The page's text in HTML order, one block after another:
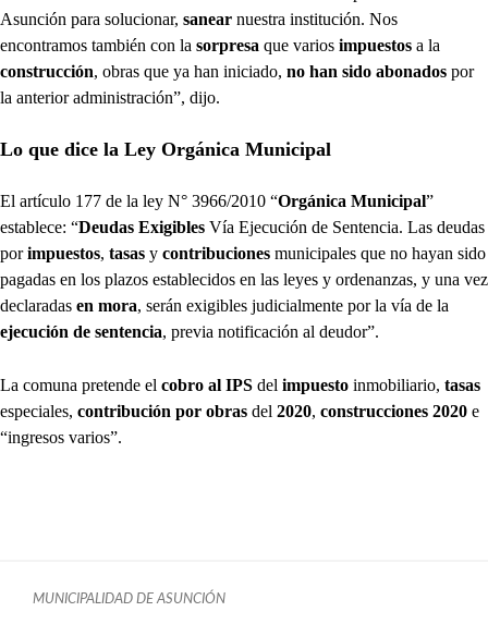
Asunción para solucionar, sanear nuestra institución. Nos
encontramos también con la sorpresa que varios impuestos a la
construcción, obras que ya han iniciado, no han sido abonados por
la anterior administración”, dijo.
Lo que dice la Ley Orgánica Municipal
El artículo 177 de la ley N° 3966/2010 “Orgánica Municipal”
establece: “Deudas Exigibles Vía Ejecución de Sentencia. Las deudas
porimpuestos, tasas y contribuciones municipales que no hayan sido
pagadas en los plazos establecidos en las leyes y ordenanzas, y una vez
declaradas en mora, serán exigibles judicialmente por la vía de la
ejecución de sentencia, previa notificación al deudor”.
La comuna pretende el cobro al IPS del impuesto inmobiliario, tasas
especiales, contribución por obras del 2020, construcciones 2020 e
“ingresos varios”.
MUNICIPALIDAD DE ASUNCIÓN